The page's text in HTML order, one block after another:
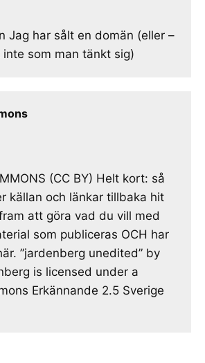
Jag har sålt en domän (eller –
som man tänkt sig)
(CC BY) Helt kort: så
källan och länkar tillbaka hit
att göra vad du vill med
som publiceras OCH har
”jardenberg unedited” by
is licensed under a
Erkännande 2.5 Sverige